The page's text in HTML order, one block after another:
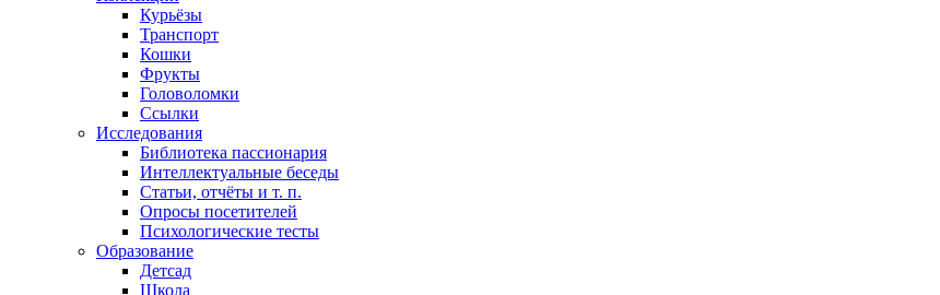
Курьёзы
Транспорт
Кошки
Фрукты
Головоломки
Ссылки
Исследования
Библиотека пассионария
Интеллектуальные беседы
Статьи, отчёты и т. п.
Опросы посетителей
Психологические тесты
Образование
Детсад
Школа